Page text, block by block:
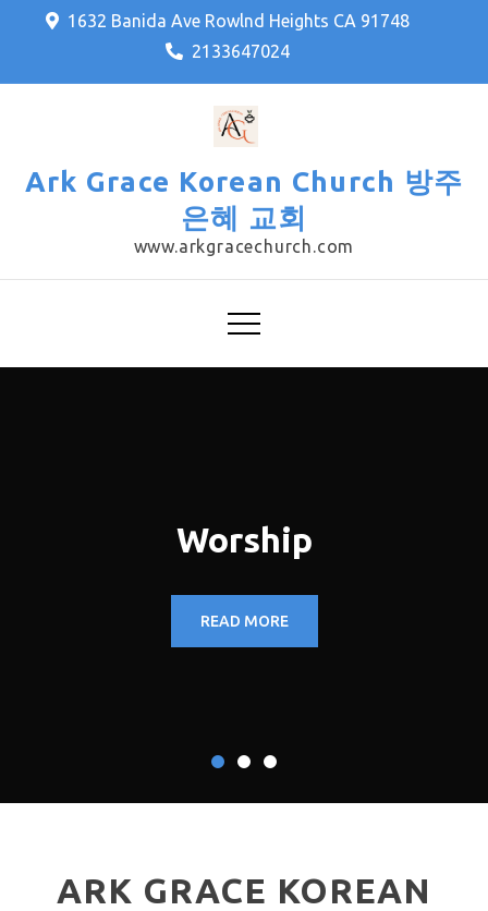
1632 Banida Ave Rowlnd Heights CA 91748
2133647024
Ark Grace Korean Church 방주
은혜 교회
www.arkgracechurch.com
Worship
READ MORE
ARK GRACE KOREAN